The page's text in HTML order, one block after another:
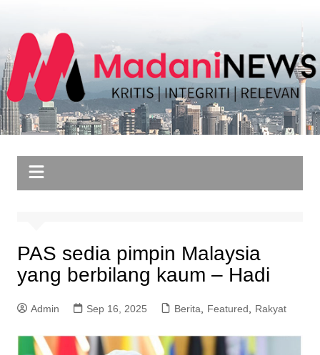
content
PAS sedia pimpin Malaysia
yang berbilang kaum – Hadi
Admin Sep 16, 2025 Berita, Featured, Rakyat